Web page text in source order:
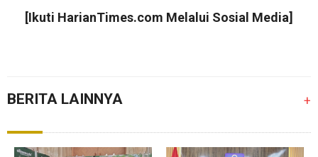
[Ikuti HarianTimes.com Melalui Sosial Media]
BERITA LAINNYA +